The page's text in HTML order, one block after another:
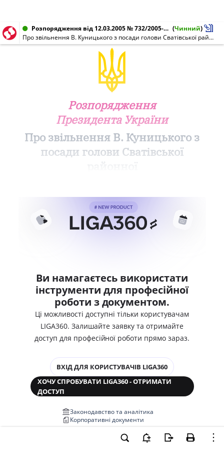
Розпорядження від 12.03.2005 № 732/2005-рп (Чинний)
Про звільнення В. Куницького з посади голови Сватівської районної державної адміністрації Луганської області
Розпорядження
Президента України
Про звільнення В. Куницького з
посади голови Сватівської
Ви намагаєтесь використати
інструменти для професійної
роботи з документом.
Ці можливості доступні тільки користувачам
LIGA360. Залишайте заявку та отримайте
доступ для професійної роботи прямо зараз.
ВХІД ДЛЯ КОРИСТУВАЧІВ LIGA360
ХОЧУ СПРОБУВАТИ LIGA360 - ОТРИМАТИ
ДОСТУП
Законодавство та аналітика
Корпоративні документи
Медіааналіз та репутація